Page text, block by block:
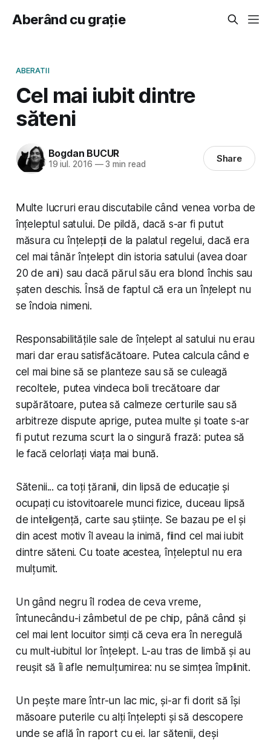
Aberând cu grație
ABERATII
Cel mai iubit dintre
săteni
Bogdan BUCUR
19 iul. 2016 —3 min read Share
Multe lucruri erau discutabile când venea vorba de
înțeleptul satului. De pildă, dacă s-ar fi putut
măsura cu înțelepții de la palatul regelui, dacă era
cel mai tânăr înțelept din istoria satului (avea doar
20 de ani) sau dacă părul său era blond închis sau
șaten deschis. Însă de faptul că era un înțeleptnu
se îndoia nimeni.
Responsabilitățile sale de înțelept al satului nu erau
mari dar erau satisfăcătoare. Putea calcula când e
cel mai bine să se planteze sau să se culeagă
recoltele, putea vindeca boli trecătoare dar
supărătoare, putea să calmeze certurile sau să
arbitreze dispute aprige, putea multe și toate s-ar
fi putut rezuma scurt la o singură frază: putea să
le facă celorlați viața mai bună.
Sătenii... ca toți țăranii, din lipsă de educație și
ocupați cu istovitoarele munci fizice, duceau lipsă
de inteligență, carte sau științe. Se bazau pe el și
din acest motiv îl aveau la inimă, fiind cel mai iubit
dintre săteni. Cu toate acestea, înțeleptul nu era
mulțumit.
Un gând negru îl rodea de ceva vreme,
întunecându-i zâmbetul de pe chip, până când și
cel mai lent locuitor simți că ceva era în neregulă
cu mult-iubitul lor înțelept. L-au tras de limbă și au
reușit să îi afle nemulțumirea: nu se simțea împlinit.
Un pește mare într-un lac mic, și-ar fi dorit să își
măsoare puterile cu alți înțelepti și să descopere
unde se află în raport cu ei. Iar sătenii, deși